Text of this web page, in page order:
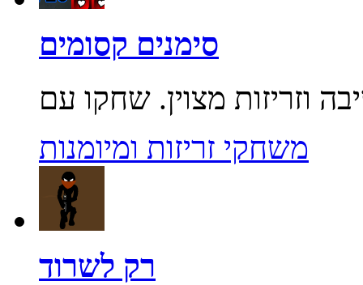
סימנים קסומים
משחקי זריזות ומיומנות
רק לשרוד